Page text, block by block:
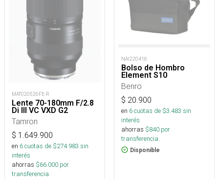
MAT020526FE-R
Lente 70-180mm F/2.8
Di III VC VXD G2
Tamron
$ 1.649.900
en 6cuotas de $274.983 sin
interés
ahorras $66.000 por
transferencia.
NAI220416
Bolso de Hombro
Element S10
Benro
$ 20.900
en 6cuotas de $3.483 sin
interés
ahorras $840 por
transferencia.
Disponible